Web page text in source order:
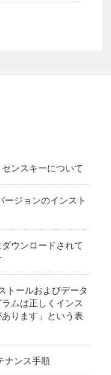
ンスキーについて
ージョンのインスト
ウンロードされて
トールおよびデータ
ムは正しくインス
ります」という表
ナンス手順